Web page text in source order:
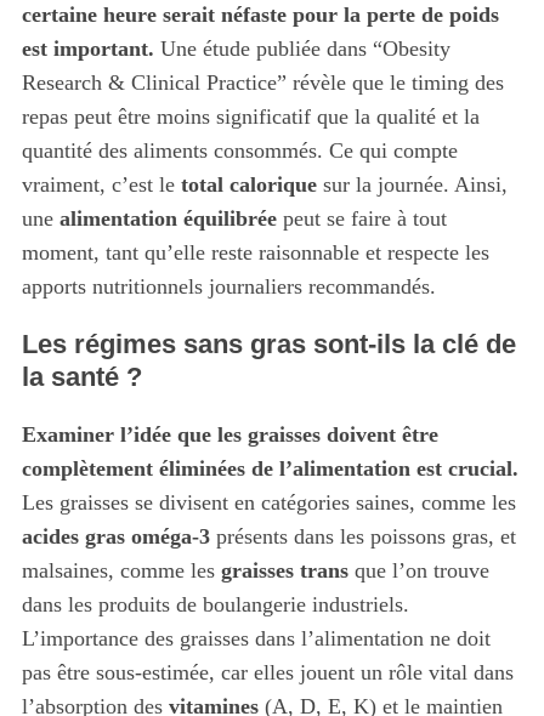
certaine heure serait néfaste pour la perte de poids
est important. Une étude publiée dans “Obesity
Research & Clinical Practice” révèle que le timing des
repas peut être moins significatif que la qualité et la
quantité des aliments consommés. Ce qui compte
vraiment, c’est le total caloriquesur la journée. Ainsi,
une alimentation équilibréepeut se faire à tout
moment, tant qu’elle reste raisonnable et respecte les
apports nutritionnels journaliers recommandés.
Les régimes sans gras sont-ils la clé de
la santé ?
Examiner l’idée que les graisses doivent être
complètement éliminées de l’alimentation est crucial.
Les graisses se divisent en catégories saines, comme les
acides gras oméga-3présents dans les poissons gras, et
malsaines, comme les graisses transque l’on trouve
dans les produits de boulangerie industriels.
L’importance des graisses dans l’alimentation ne doit
pas être sous-estimée, car elles jouent un rôle vital dans
l’absorption des vitamines(A, D, E, K) et le maintien